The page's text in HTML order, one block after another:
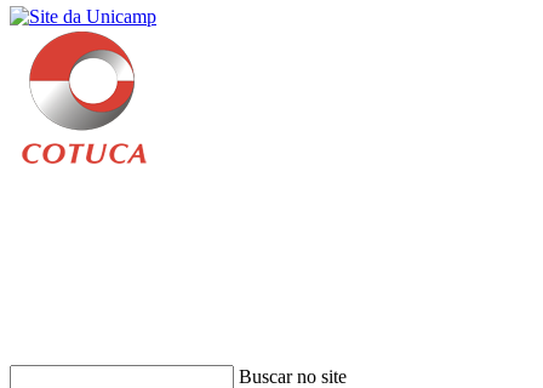
Buscar no site